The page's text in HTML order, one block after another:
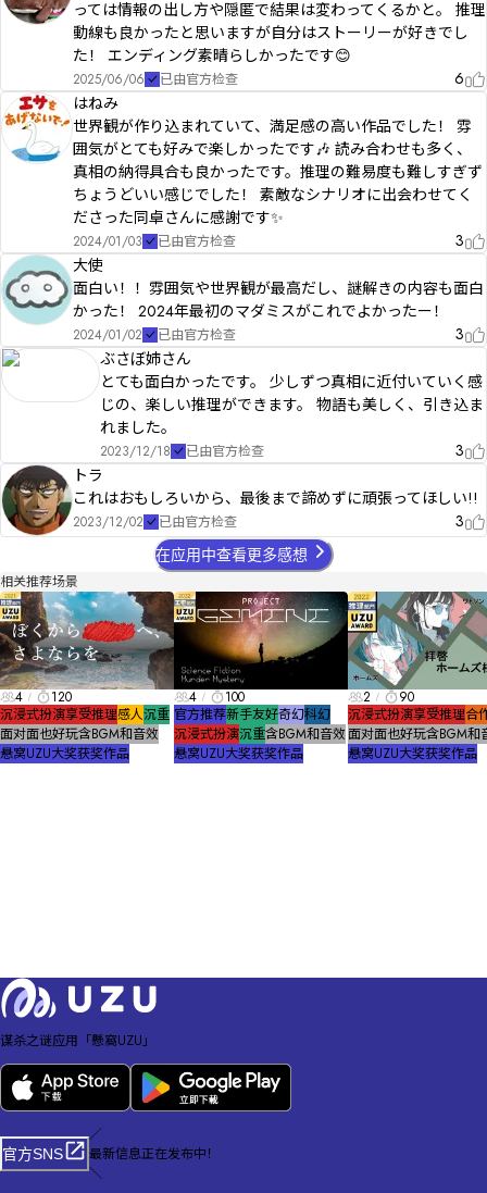
っては情報の出し方や隠匿で結果は変わってくるかと。 推理
動線も良かったと思いますが自分はストーリーが好きでし
た！ エンディング素晴らしかったです😊
2025/06/06 已由官方检查
6
はねみ
世界観が作り込まれていて、満足感の高い作品でした！ 雰
囲気がとても好みで楽しかったです🎶 読み合わせも多く、
真相の納得具合も良かったです。推理の難易度も難しすぎず
ちょうどいい感じでした！ 素敵なシナリオに出会わせてく
ださった同卓さんに感謝です✨️
2024/01/03 已由官方检查
3
大使
面白い！！雰囲気や世界観が最高だし、謎解きの内容も面白
かった！ 2024年最初のマダミスがこれでよかったー！
2024/01/02 已由官方检查
3
ぶさぼ姉さん
とても面白かったです。 少しずつ真相に近付いていく感
じの、楽しい推理ができます。 物語も美しく、引き込ま
れました。
2023/12/18 已由官方检查
3
トラ
これはおもしろいから、最後まで諦めずに頑張ってほしい!!
2023/12/02 已由官方检查 3
在应用中查看更多感想
相关推荐场景
4
120
沉浸式扮演享受推理感人沉重
面对面也好玩含BGM和音效
悬窝UZU大奖获奖作品
4
100
官方推荐新手友好奇幻科幻
沉浸式扮演沉重含BGM和音效
悬窝UZU大奖获奖作品
2
90
沉浸式扮演享受推理合
面对面也好玩含BGM和
悬窝UZU大奖获奖作品
谋杀之谜应用「懸窩UZU」
官方SNS
／
最新信息正在发布中！
＼